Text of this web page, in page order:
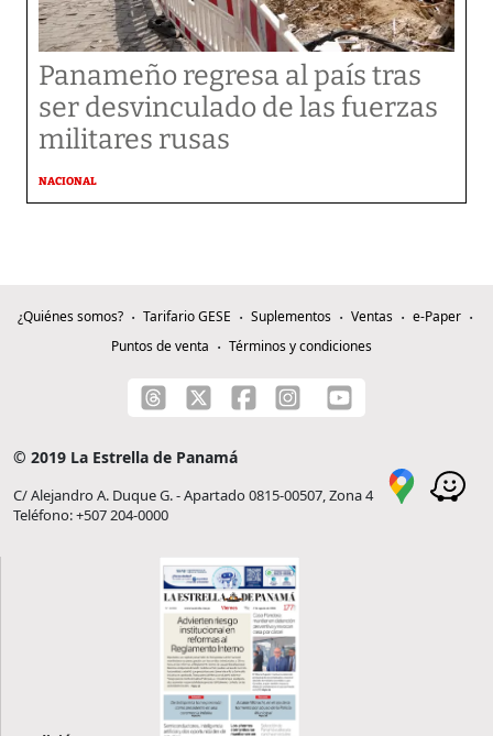
Panameño regresa al país tras
ser desvinculado de las fuerzas
militares rusas
NACIONAL
¿Quiénes somos? Tarifario GESE Suplementos Ventas
e-Paper
Puntos de venta
Términos y condiciones
© 2019 La Estrella de Panamá
C/ Alejandro A. Duque G. - Apartado 0815-00507, Zona 4
Teléfono: +507 204-0000